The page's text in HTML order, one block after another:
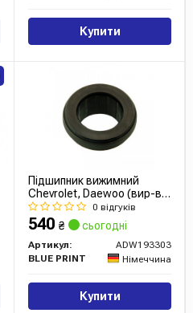
Купити
Підшипник вижимний
Chevrolet, Daewoo (вир-во
Blue Print)
0 відгуків
540 ₴ сьогодні
Артикул:
ADW193303
BLUE PRINT
Німеччина
Купити